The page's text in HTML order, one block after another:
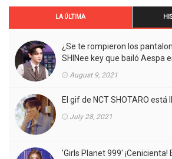
LA ÚLTIMA
¿Se te rompieron los
SHINee key que bailó Aespa
August 9, 2021
El gif de NCT SHOTARO está
July 28, 2021
'Girls Planet 999'